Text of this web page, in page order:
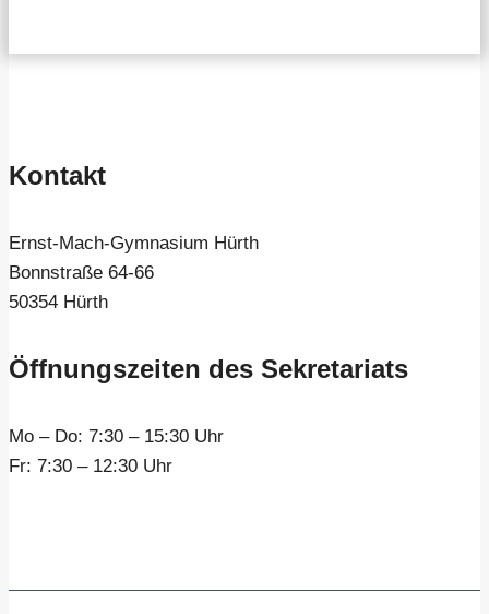
Kontakt
Ernst-Mach-Gymnasium Hürth
Bonnstraße 64-66
50354 Hürth
Öffnungszeiten des Sekretariats
Mo – Do: 7:30 – 15:30 Uhr
Fr: 7:30 – 12:30 Uhr